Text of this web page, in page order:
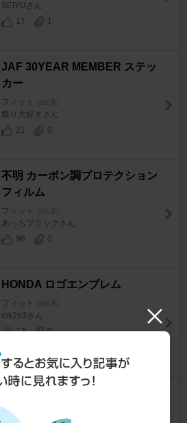
SEIYUさん
17
1
JAF 30YEAR MEMBER ステッ
カー
フィット [GE系]
祭り大好きさん
21
0
不明 カーボン調プロテクション
フィルム
フィット [GE系]
あっちブラックさん
96
0
HONDA ロゴエンブレム
フィット [GE系]
mk2tr3さん
13
0
テッカー